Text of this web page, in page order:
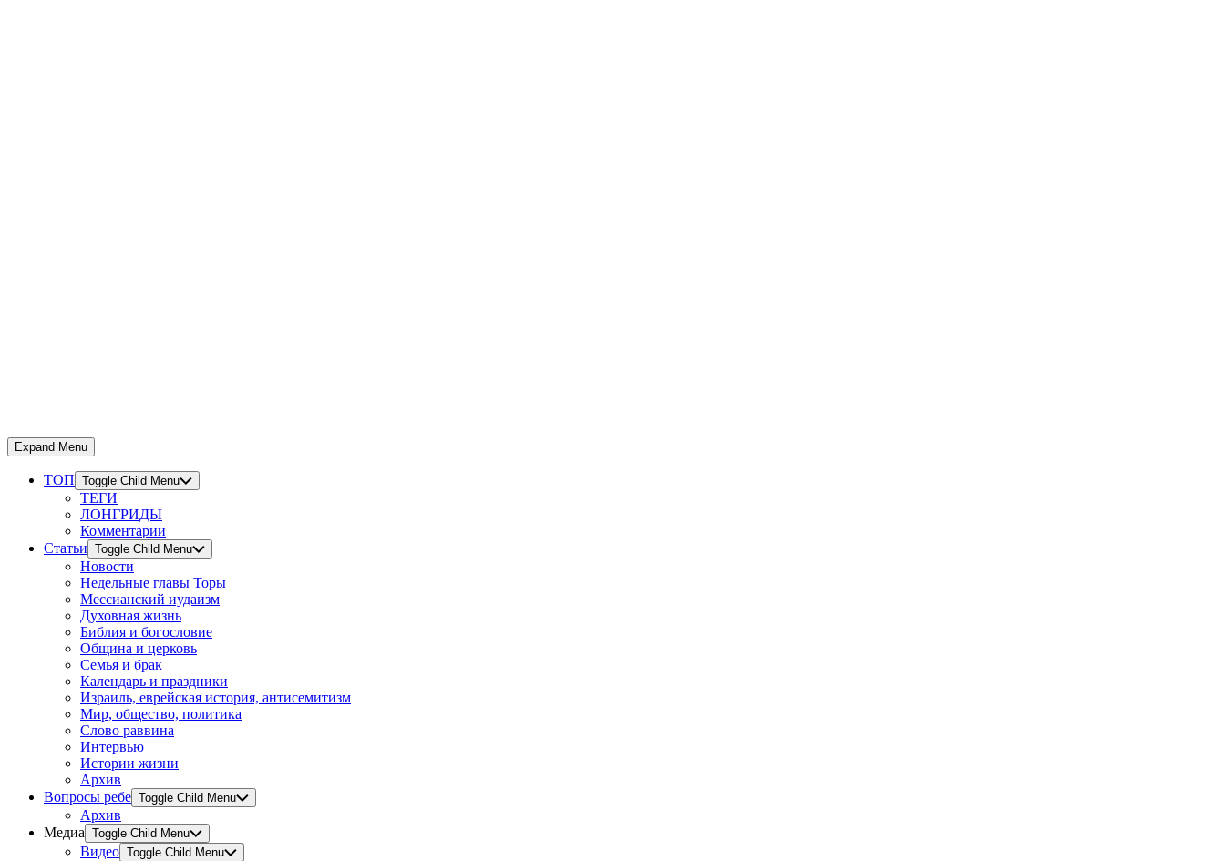
Expand Menu
ТОП Toggle Child Menu
ТЕГИ
ЛОНГРИДЫ
Комментарии
Статьи Toggle Child Menu
Новости
Недельные главы Торы
Мессианский иудаизм
Духовная жизнь
Библия и богословие
Община и церковь
Семья и брак
Календарь и праздники
Израиль, еврейская история, антисемитизм
Мир, общество, политика
Слово раввина
Интервью
Истории жизни
Архив
Вопросы ребе Toggle Child Menu
Архив
Медиа Toggle Child Menu
Видео Toggle Child Menu